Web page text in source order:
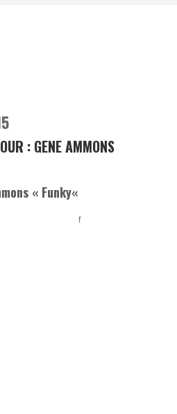
: GENE AMMONS
« Funky«